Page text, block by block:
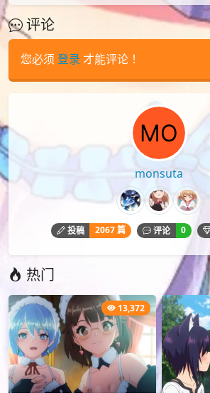
评论
您必须登录 才能评论！
monsuta
投稿 2067 篇 评论 0
热门
13,372